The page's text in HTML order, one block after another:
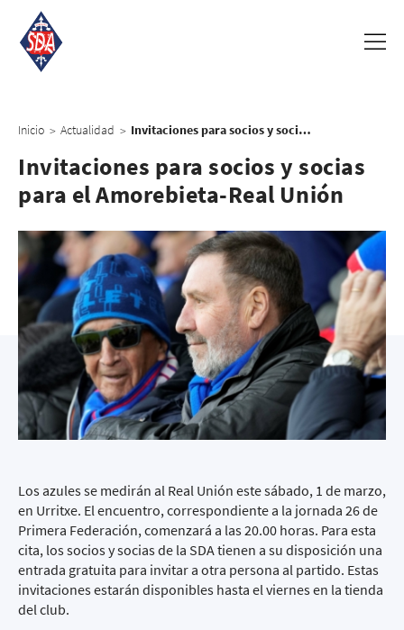
Inicio > Actualidad > Invitaciones para socios y socias para el Amorebieta-Real Unión
Invitaciones para socios y socias
para el Amorebieta-Real Unión
Los azules se medirán al Real Unión este sábado, 1 de marzo,
en Urritxe. El encuentro, correspondiente a la jornada 26 de
Primera Federación, comenzará a las 20.00 horas. Para esta
cita, los socios y socias de la SDA tienen a su disposición una
entrada gratuita para invitar a otra persona al partido. Estas
invitaciones estarán disponibles hasta el viernes en la tienda
del club.